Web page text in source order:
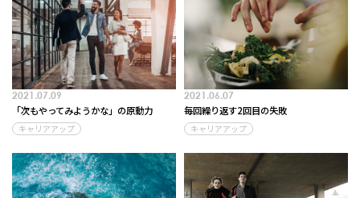
2021.07.09
「次もやってみようかな」の原動力
キャリアアップ
2021.06.07
毎回繰り返す2回目の失敗
キャリアアップ